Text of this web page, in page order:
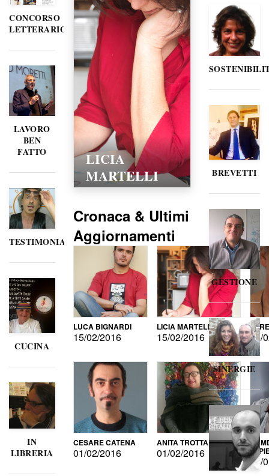
CONCORSO
LETTERARIO
LAVORO
BEN
FATTO
TESTIMONIANZE
CUCINA
IN
LIBRERIA
LICIA
MARTELLI
Cronaca & Ultimi
Aggiornamenti
LUCA BIGNARDI
15/02/2016
LICIA MARTELLI
15/02/2016 15/
CESARE CATENA
01/02/2016
ANITA TROTTA
01/02/2016 DI
15/
BREVETTI
GESTIONE
SINERGIE